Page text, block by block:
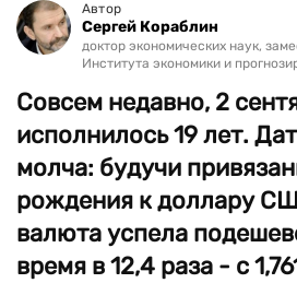
Автор
Сергей Кораблин
доктор экономических наук,
Института экономики и
Совсем недавно, 2
исполнилось 19 лет.
молча: будучи
рождения к доллару
валюта успела
время в 12,4 раза - с